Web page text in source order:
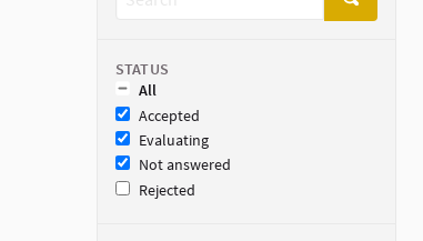
STATUS
All
Accepted
Evaluating
Not answered
Rejected